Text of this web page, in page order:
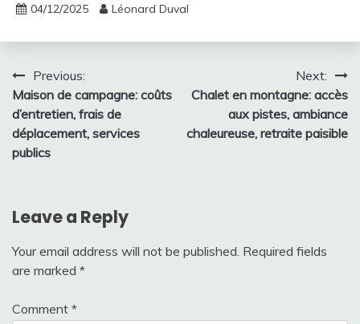
04/12/2025 Léonard Duval
Post
navigation
Previous:
Maison de campagne: coûts
d’entretien, frais de
déplacement, services
publics
Next:
Chalet en montagne: accès
aux pistes, ambiance
chaleureuse, retraite paisible
Leave a Reply
Your email address will not be published. Required fields
are marked *
Comment *